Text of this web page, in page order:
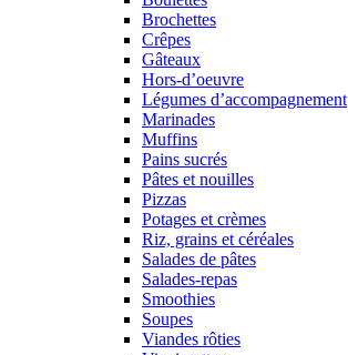
Brochettes
Crêpes
Gâteaux
Hors-d’oeuvre
Légumes d’accompagnement
Marinades
Muffins
Pains sucrés
Pâtes et nouilles
Pizzas
Potages et crèmes
Riz, grains et céréales
Salades de pâtes
Salades-repas
Smoothies
Soupes
Viandes rôties